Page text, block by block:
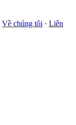
Về chúng tôi · Liên